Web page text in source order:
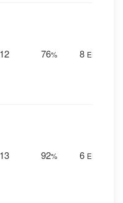
76% 8 ENE
92% 6 ENE